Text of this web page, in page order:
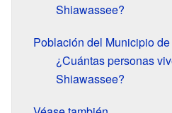
Shiawassee?
Población del Municipio
¿Cuántas personas
Shiawassee?